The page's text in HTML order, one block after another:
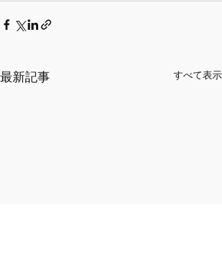
最新記事 すべて表示